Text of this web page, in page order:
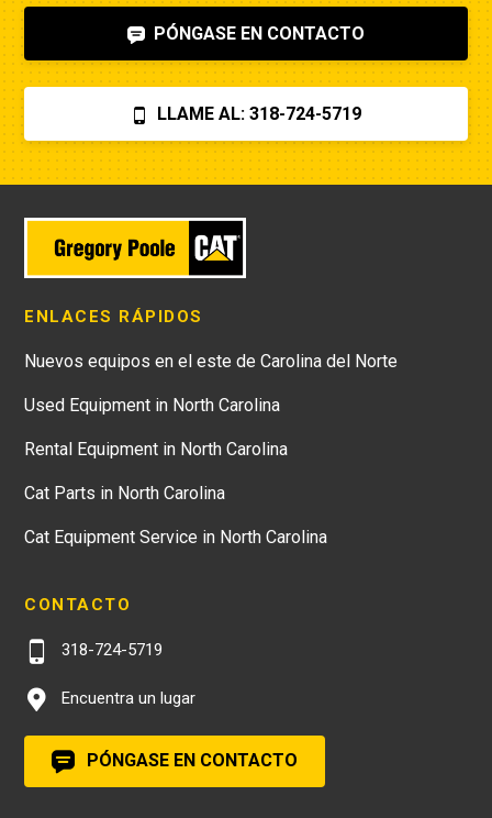
PÓNGASE EN CONTACTO
LLAME AL: 318-724-5719
ENLACES RÁPIDOS
Nuevos equipos en el este de Carolina del Norte
Used Equipment in North Carolina
Rental Equipment in North Carolina
Cat Parts in North Carolina
Cat Equipment Service in North Carolina
CONTACTO
318-724-5719
Encuentra un lugar
PÓNGASE EN CONTACTO